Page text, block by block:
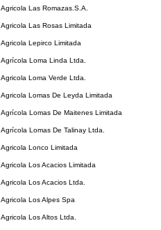
Agricola Las Romazas.S.A.
Agricola Las Rosas Limitada
Agricola Lepirco Limitada
Agrícola Loma Linda Ltda.
Agricola Loma Verde Ltda.
Agricola Lomas De Leyda Limitada
Agrícola Lomas De Maitenes Limitada
Agrícola Lomas De Talinay Ltda.
Agricola Lonco Limitada
Agricola Los Acacios Limitada
Agricola Los Acacios Ltda.
Agricola Los Alpes Spa
Agricola Los Altos Ltda.